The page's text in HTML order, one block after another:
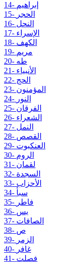
14- إبراهيم
15- الحجر
16- النحل
17- الإسراء
18- الكهف
19- مريم
20- طه
21- الأنبياء
22- الحج
23- المؤمنون
24- النور
25- الفرقان
26- الشعراء
27- النمل
28- القصص
29- العنكبوت
30- الروم
31- لقمان
32- السجدة
33- الأحزاب
34- سبأ
35- فاطر
36- يس
37- الصافات
38- ص
39- الزمر
40- غافر
41- فصلت